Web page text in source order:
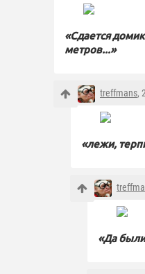
«Сдается
метров...»
treffmans,
«лежи,
«Да